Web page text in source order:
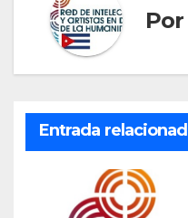
Por
Entrada